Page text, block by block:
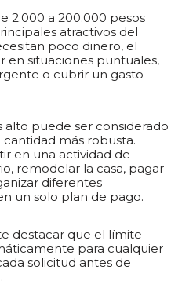
2.000 a 200.000 pesos
atractivos del
poco dinero, el
en situaciones puntuales,
o cubrir un gasto
puede ser considerado
más robusta.
en una actividad de
remodelar la casa, pagar
diferentes
un solo plan de pago.
destacar que el límite
para cualquier
solicitud antes de